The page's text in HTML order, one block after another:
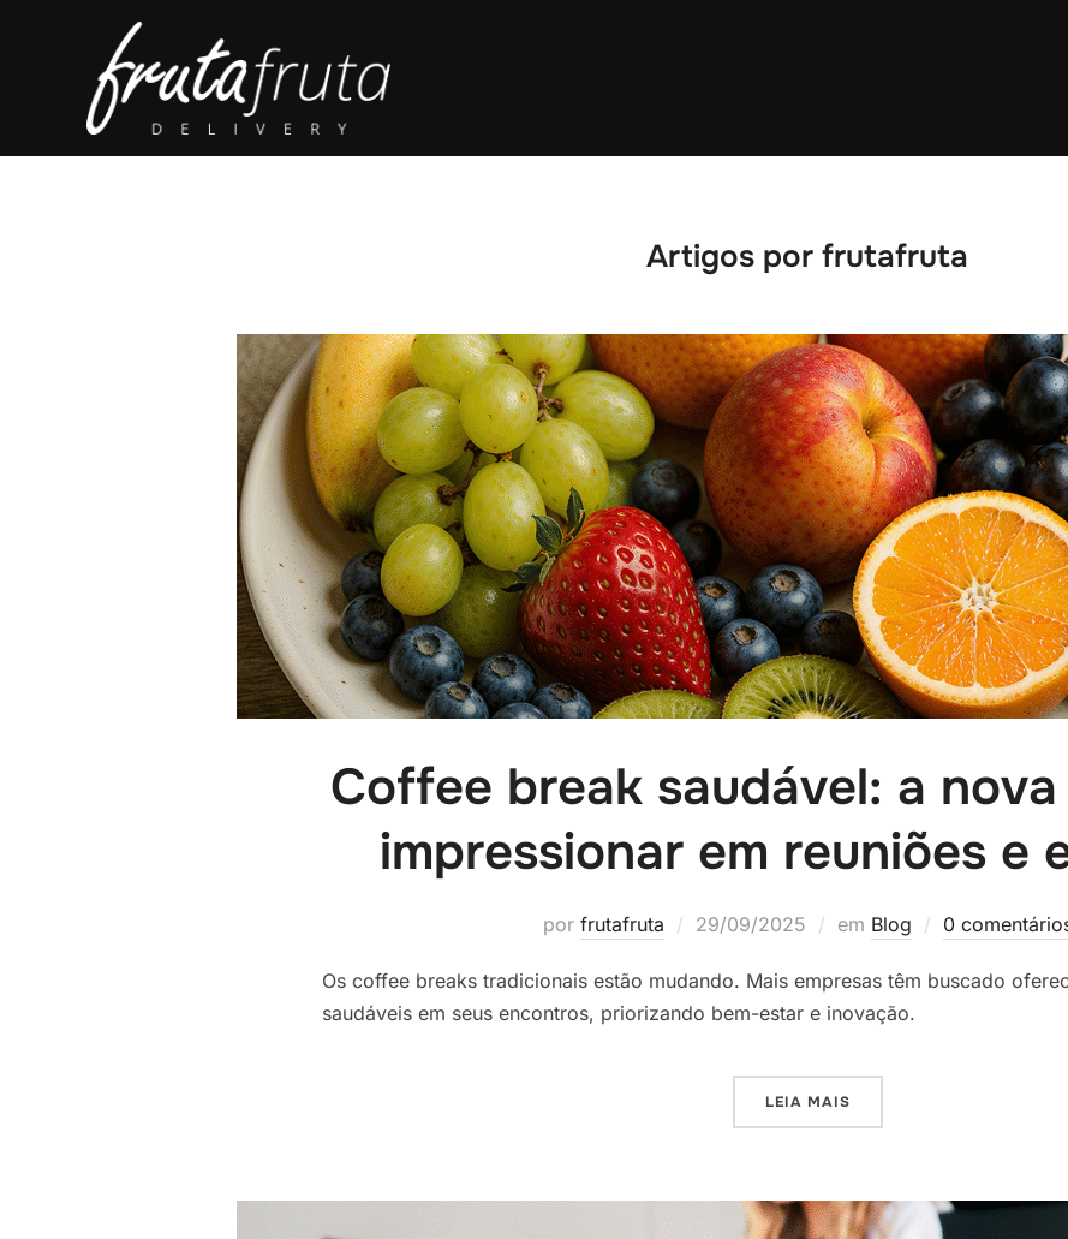
Artigos por frutafruta
Coffee break saudável: a
impressionar em reuniões e
por frutafruta 29/09/2025 em Blog 0
Os coffee breaks tradicionais estão mudando. Mais empresas têm buscado
saudáveis em seus encontros, priorizando bem-estar e inovação.
LEIA MAIS